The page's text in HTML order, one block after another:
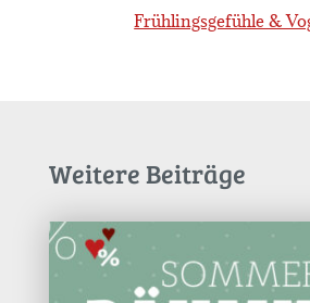
Frühlingsgefühle &
Weitere Beiträge